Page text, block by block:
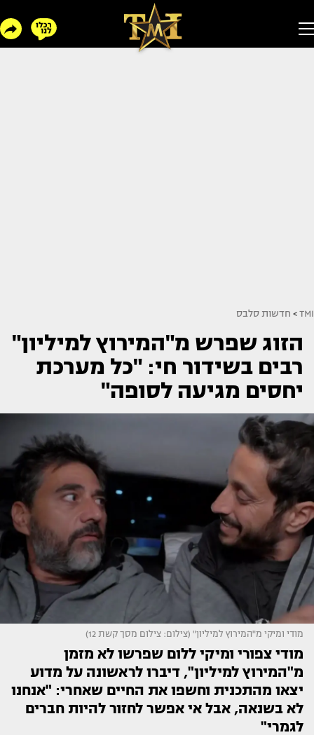
TMI
> חדשות סלבס
הזוג שפרש מ"המירוץ למיליון"
רבים בשידור חי: "כל מערכת
יחסים מגיעה לסופה"
מודי ומיקי מ"המירוץ למיליון" (צילום: צילום מסך קשת 12)
מודי צפורי ומיקי ללום שפרשו לא מזמן
מ"המירוץ למיליון", דיברו לראשונה על מדוע
יצאו מהתכנית וחשפו את החיים שאחרי: "אנחנו
לא בשנאה, אבל אי אפשר לחזור להיות חברים
לגמרי"